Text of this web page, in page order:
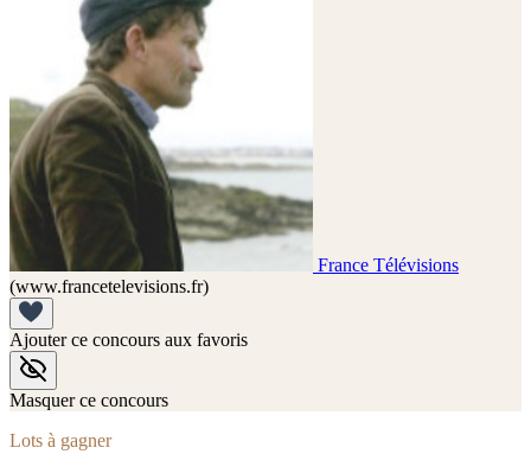
France Télévisions
(www.francetelevisions.fr)
Ajouter ce concours aux favoris
Masquer ce concours
Lots à gagner